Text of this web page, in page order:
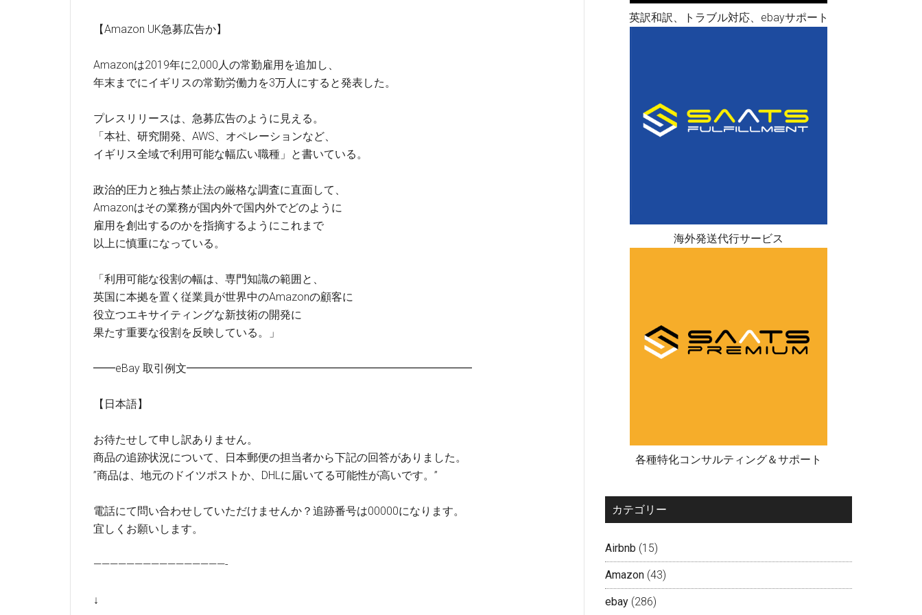
【Amazon UK急募広告か】
Amazonは2019年に2,000人の常勤雇用を追加し、
年末までにイギリスの常勤労働力を3万人にすると発表した。
プレスリリースは、急募広告のように見える。
「本社、研究開発、AWS、オペレーションなど、
イギリス全域で利用可能な幅広い職種」と書いている。
政治的圧力と独占禁止法の厳格な調査に直面して、
Amazonはその業務が国内外で国内外でどのように
雇用を創出するのかを指摘するようにこれまで
以上に慎重になっている。
「利用可能な役割の幅は、専門知識の範囲と、
英国に本拠を置く従業員が世界中のAmazonの顧客に
役立つエキサイティングな新技術の開発に
果たす重要な役割を反映している。」
━━eBay 取引例文━━━━━━━━━━━━━━━━━━━━━━━━━━
【日本語】
お待たせして申し訳ありません。
商品の追跡状況について、日本郵便の担当者から下記の回答がありました。
”商品は、地元のドイツポストか、DHLに届いてる可能性が高いです。”
電話にて問い合わせしていただけませんか？追跡番号は00000になります。
宜しくお願いします。
————————————————-
↓
英訳和訳、トラブル対応、ebayサポート
海外発送代行サービス
各種特化コンサルティング＆サポート
カテゴリー
Airbnb (15)
Amazon (43)
ebay (286)